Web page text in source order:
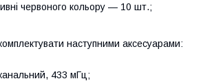
червоного кольору — 10 шт.;
наступними аксесуарами:
433 мГц;